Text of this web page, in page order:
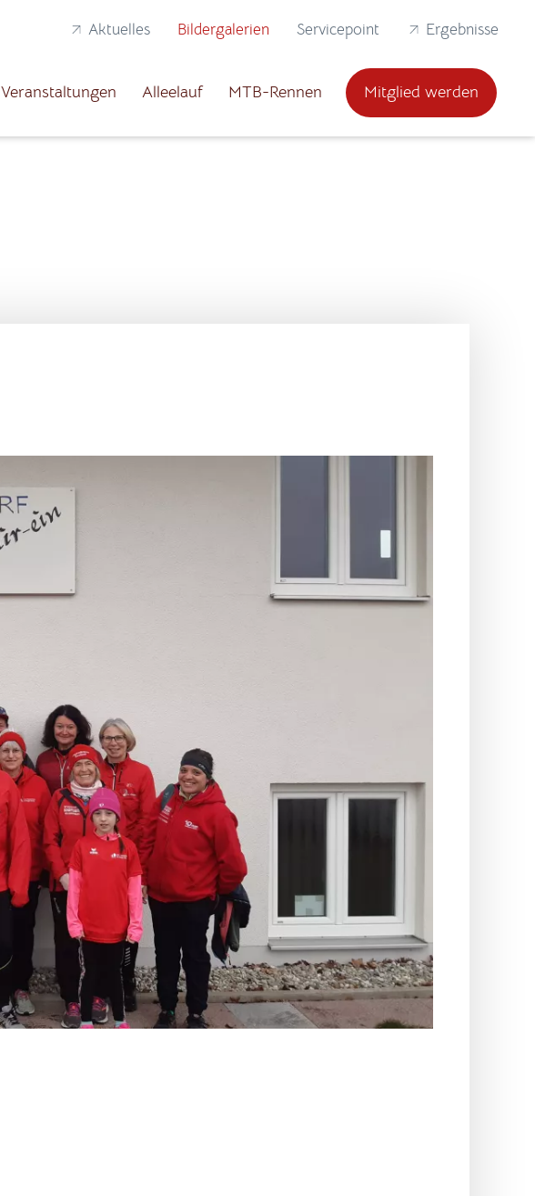
Aktuelles Bildergalerien Servicepoint Ergebnisse
Veranstaltungen Alleelauf MTB-Rennen Mitglied werden